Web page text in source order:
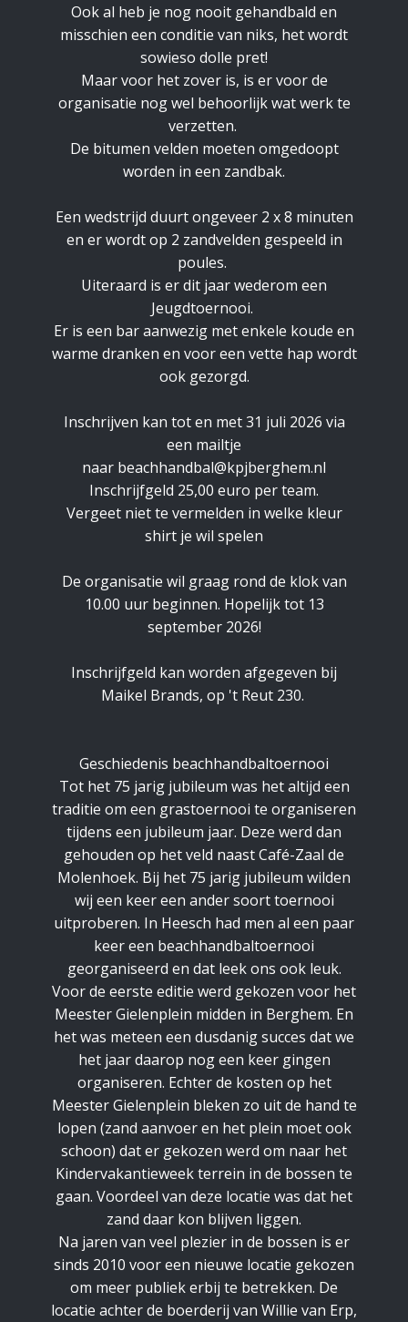
Ook al heb je nog nooit gehandbald en
misschien een conditie van niks, het wordt
sowieso dolle pret!
Maar voor het zover is, is er voor de
organisatie nog wel behoorlijk wat werk te
verzetten.
De bitumen velden moeten omgedoopt
worden in een zandbak.
Een wedstrijd duurt ongeveer 2 x 8 minuten
en er wordt op 2 zandvelden gespeeld in
poules.
Uiteraard is er dit jaar wederom een
Jeugdtoernooi.
Er is een bar aanwezig met enkele koude en
warme dranken en voor een vette hap wordt
ook gezorgd.
Inschrijven kan tot en met 31 juli 2026 via
een mailtje
naar beachhandbal@kpjberghem.nl
Inschrijfgeld 25,00 euro per team.
Vergeet niet te vermelden in welke kleur
shirt je wil spelen
De organisatie wil graag rond de klok van
10.00 uur beginnen. Hopelijk tot 13
september 2026!
Inschrijfgeld kan worden afgegeven bij
Maikel Brands, op 't Reut 230.
Geschiedenis beachhandbaltoernooi
Tot het 75 jarig jubileum was het altijd een
traditie om een grastoernooi te organiseren
tijdens een jubileum jaar. Deze werd dan
gehouden op het veld naast Café-Zaal de
Molenhoek. Bij het 75 jarig jubileum wilden
wij een keer een ander soort toernooi
uitproberen. In Heesch had men al een paar
keer een beachhandbaltoernooi
georganiseerd en dat leek ons ook leuk.
Voor de eerste editie werd gekozen voor het
Meester Gielenplein midden in Berghem. En
het was meteen een dusdanig succes dat we
het jaar daarop nog een keer gingen
organiseren. Echter de kosten op het
Meester Gielenplein bleken zo uit de hand te
lopen (zand aanvoer en het plein moet ook
schoon) dat er gekozen werd om naar het
Kindervakantieweek terrein in de bossen te
gaan. Voordeel van deze locatie was dat het
zand daar kon blijven liggen.
Na jaren van veel plezier in de bossen is er
sinds 2010 voor een nieuwe locatie gekozen
om meer publiek erbij te betrekken. De
locatie achter de boerderij van Willie van Erp,